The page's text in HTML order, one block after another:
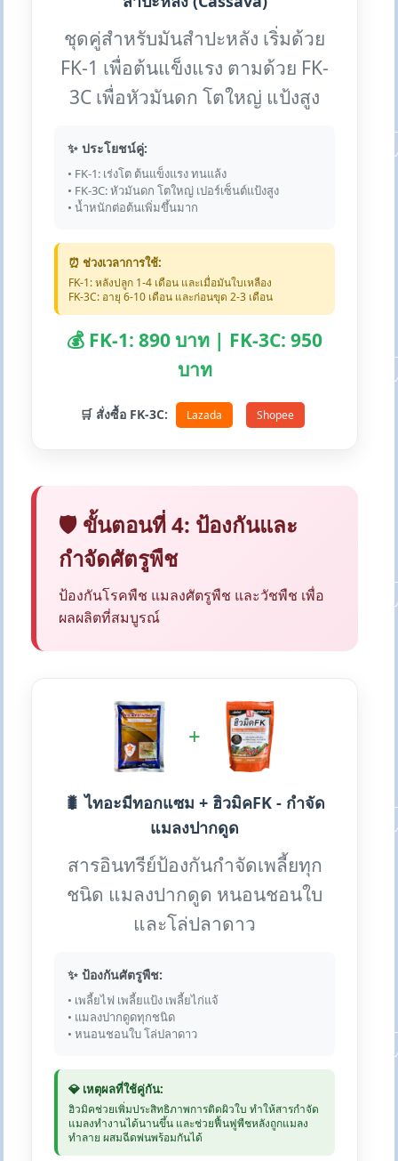
ชุดคู่สำหรับมันสำปะหลัง เริ่มด้วย
FK-1 เพื่อต้นแข็งแรง ตามด้วย FK-
3C เพื่อหัวมันดก โตใหญ่ แป้งสูง
✨ ประโยชน์คู่:
• FK-1: เร่งโต ต้นแข็งแรง ทนแล้ง
• FK-3C: หัวมันดก โตใหญ่ เปอร์เซ็นต์แป้งสูง
• น้ำหนักต่อต้นเพิ่มขึ้นมาก
⏰ ช่วงเวลาการใช้:
FK-1: หลังปลูก 1-4 เดือน และเมื่อมันใบเหลือง
FK-3C: อายุ 6-10 เดือน และก่อนขุด 2-3 เดือน
💰 FK-1: 890 บาท | FK-3C: 950
บาท
🛒 สั่งซื้อ FK-3C: Lazada Shopee
🛡️ ขั้นตอนที่ 4: ป้องกันและ
กำจัดศัตรูพืช
ป้องกันโรคพืช แมลงศัตรูพืช และวัชพืช เพื่อ
ผลผลิตที่สมบูรณ์
+
🐛 ไทอะมีทอกแซม + ฮิวมิคFK - กำจัด
แมลงปากดูด
สารอินทรีย์ป้องกันกำจัดเพลี้ยทุก
ชนิด แมลงปากดูด หนอนชอนใบ
และโล่ปลาดาว
✨ ป้องกันศัตรูพืช:
• เพลี้ยไฟ เพลี้ยแป้ง เพลี้ยไก่แจ้
• แมลงปากดูดทุกชนิด
• หนอนชอนใบ โล่ปลาดาว
💎 เหตุผลที่ใช้คู่กัน:
ฮิวมิคช่วยเพิ่มประสิทธิภาพการติดผิวใบ ทำให้สารกำจัด
แมลงทำงานได้นานขึ้น และช่วยฟื้นฟูพืชหลังถูกแมลง
ทำลาย ผสมฉีดพ่นพร้อมกันได้